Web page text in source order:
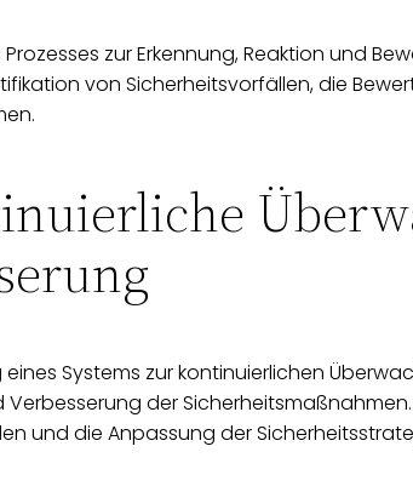
zur Erkennung, Reaktion und
von Sicherheitsvorfällen, die
Systems zur kontinuierlichen
der
und die Anpassung der